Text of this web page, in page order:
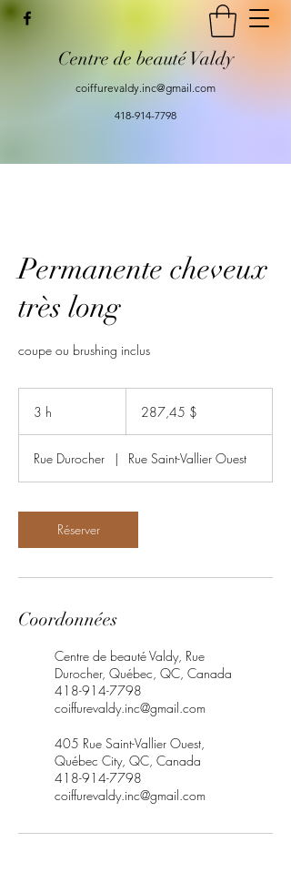
Centre de beauté Valdy
coiffurevaldy.inc@gmail.com
418-914-7798
Permanente cheveux
très long
coupe ou brushing inclus
3 h 287,45 $
Rue Durocher | Rue Saint-Vallier Ouest
Réserver
Coordonnées
Centre de beauté Valdy, Rue
Durocher, Québec, QC, Canada
418-914-7798
coiffurevaldy.inc@gmail.com
405 Rue Saint-Vallier Ouest,
Québec City, QC, Canada
418-914-7798
coiffurevaldy.inc@gmail.com